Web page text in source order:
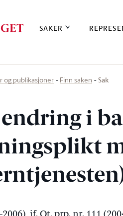
SAKER
og publikasjoner Finn saken Sak
i